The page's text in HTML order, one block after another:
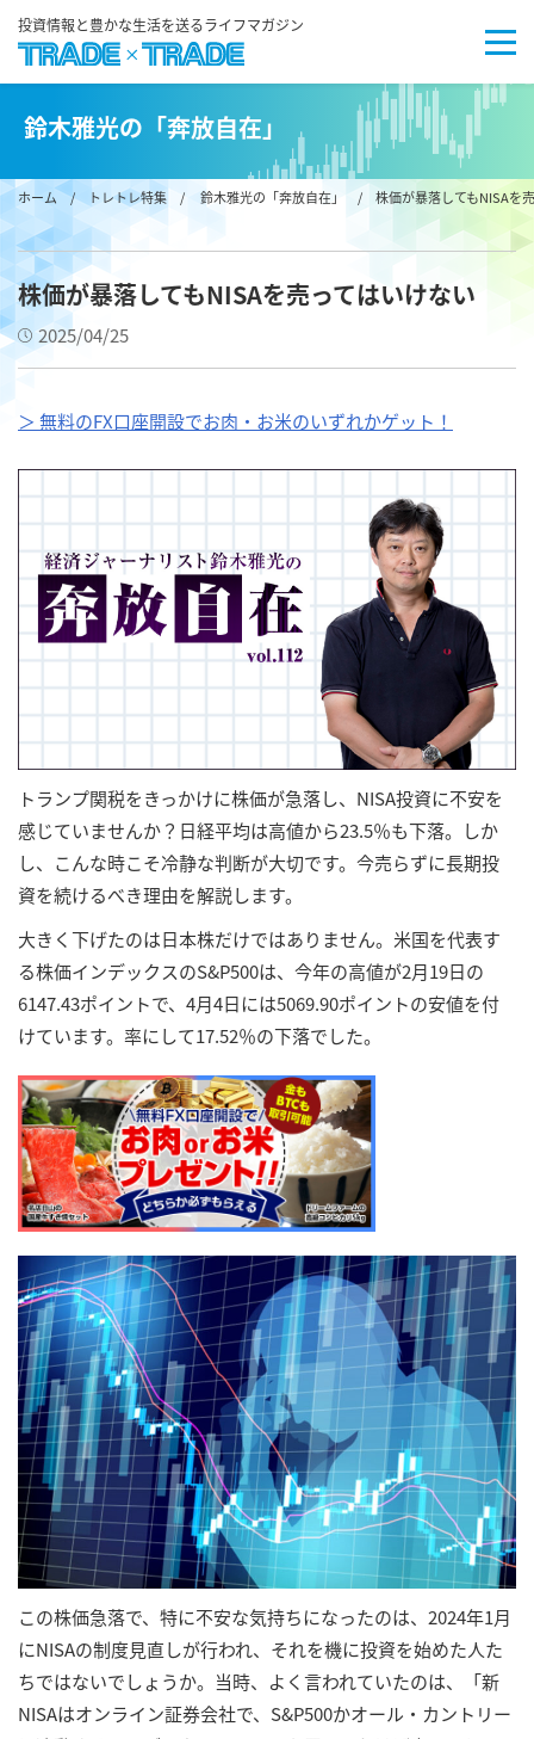
投資情報と豊かな生活を送るライフマガジン
鈴木雅光の「奔放自在」
ホーム/ トレトレ特集 / 鈴木雅光の「奔放自在」 / 株価が暴落してもNISAを
株価が暴落してもNISAを売ってはいけない
2025/04/25
＞ 無料のFX口座開設でお肉・お米のいずれかゲット！
トランプ関税をきっかけに株価が急落し、NISA投資に不安を
感じていませんか？日経平均は高値から23.5％も下落。しか
し、こんな時こそ冷静な判断が大切です。今売らずに長期投
資を続けるべき理由を解説します。
大きく下げたのは日本株だけではありません。米国を代表す
る株価インデックスのS&P500は、今年の高値が2月19日の
6147.43ポイントで、4月4日には5069.90ポイントの安値を付
けています。率にして17.52％の下落でした。
この株価急落で、特に不安な気持ちになったのは、2024年1月
にNISAの制度見直しが行われ、それを機に投資を始めた人た
ちではないでしょうか。当時、よく言われていたのは、「新
NISAはオンライン証券会社で、S&P500かオール・カントリー